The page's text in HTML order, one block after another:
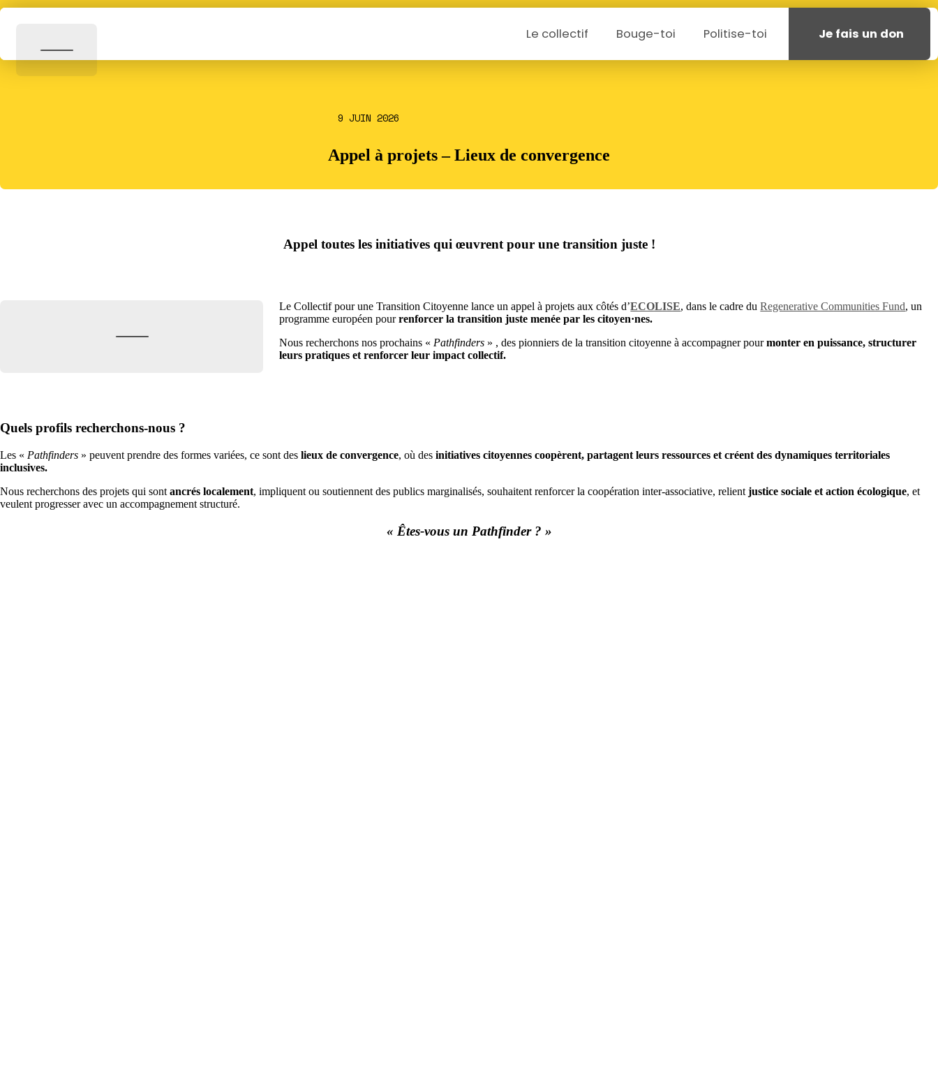
Le collectif Bouge-toi Politise-toi Je fais un don
9 JUIN 2026
Appel à projets – Lieux de convergence
Appel toutes les initiatives qui œuvrent pour une transition juste !
Le Collectif pour une Transition Citoyenne lance un appel à projets aux côtés d’ECOLISE, dans le cadre duRegenerative Communities Fund, un
programme européen pourrenforcer la transition juste menée par les citoyen·nes.
Nous recherchons nos prochains « Pathfinders » , des pionniers de la transition citoyenne à accompagner pourmonter en puissance, structurer
leurs pratiques et renforcer leur impact collectif.
Quels profils recherchons-nous ?
Les « Pathfinders » peuvent prendre des formes variées, ce sont des lieux de convergence, où des initiatives citoyennes coopèrent, partagent leurs ressources et créent des dynamiques territoriales
inclusives.
Nous recherchons des projets qui sont ancrés localement, impliquent ou soutiennent des publics marginalisés, souhaitent renforcer la coopération inter-associative, relient justice sociale et action écologique, et
veulent progresser avec un accompagnement structuré.
« Êtes-vous un Pathfinder ? »